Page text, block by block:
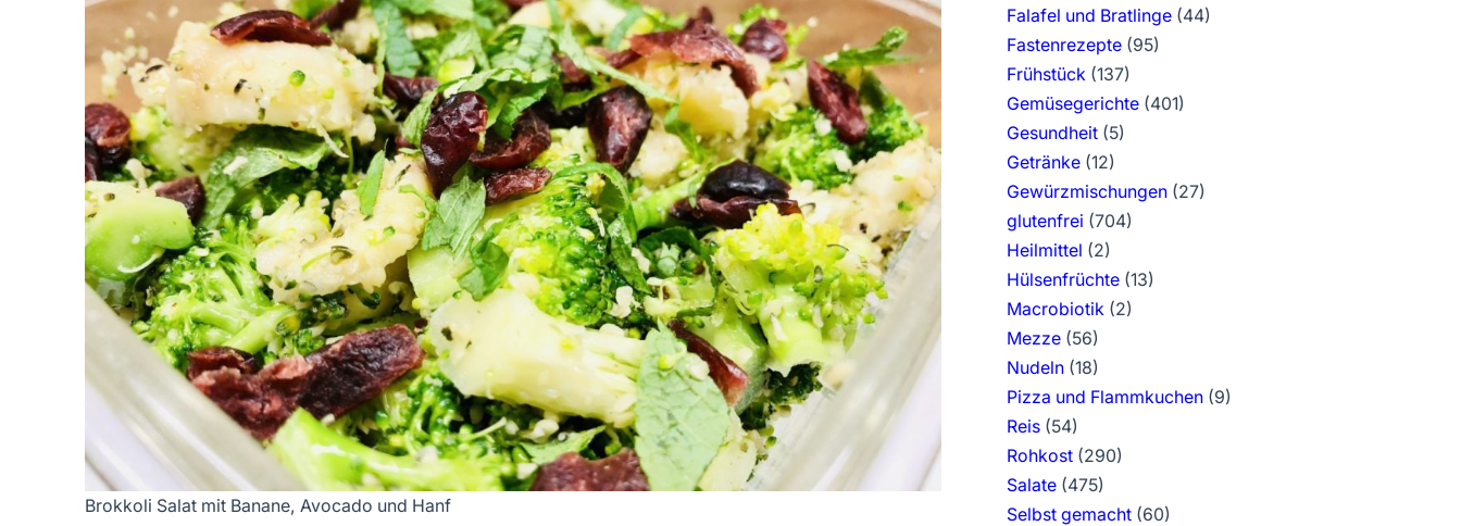
Brokkoli Salat mit Banane, Avocado und Hanf
Falafel und Bratlinge(44)
Fastenrezepte(95)
Frühstück (137)
Gemüsegerichte(401)
Gesundheit(5)
Getränke(12)
Gewürzmischungen(27)
glutenfrei (704)
Heilmittel (2)
Hülsenfrüchte(13)
Macrobiotik (2)
Mezze(56)
Nudeln(18)
Pizza und Flammkuchen(9)
Reis(54)
Rohkost(290)
Salate(475)
Selbst gemacht(60)